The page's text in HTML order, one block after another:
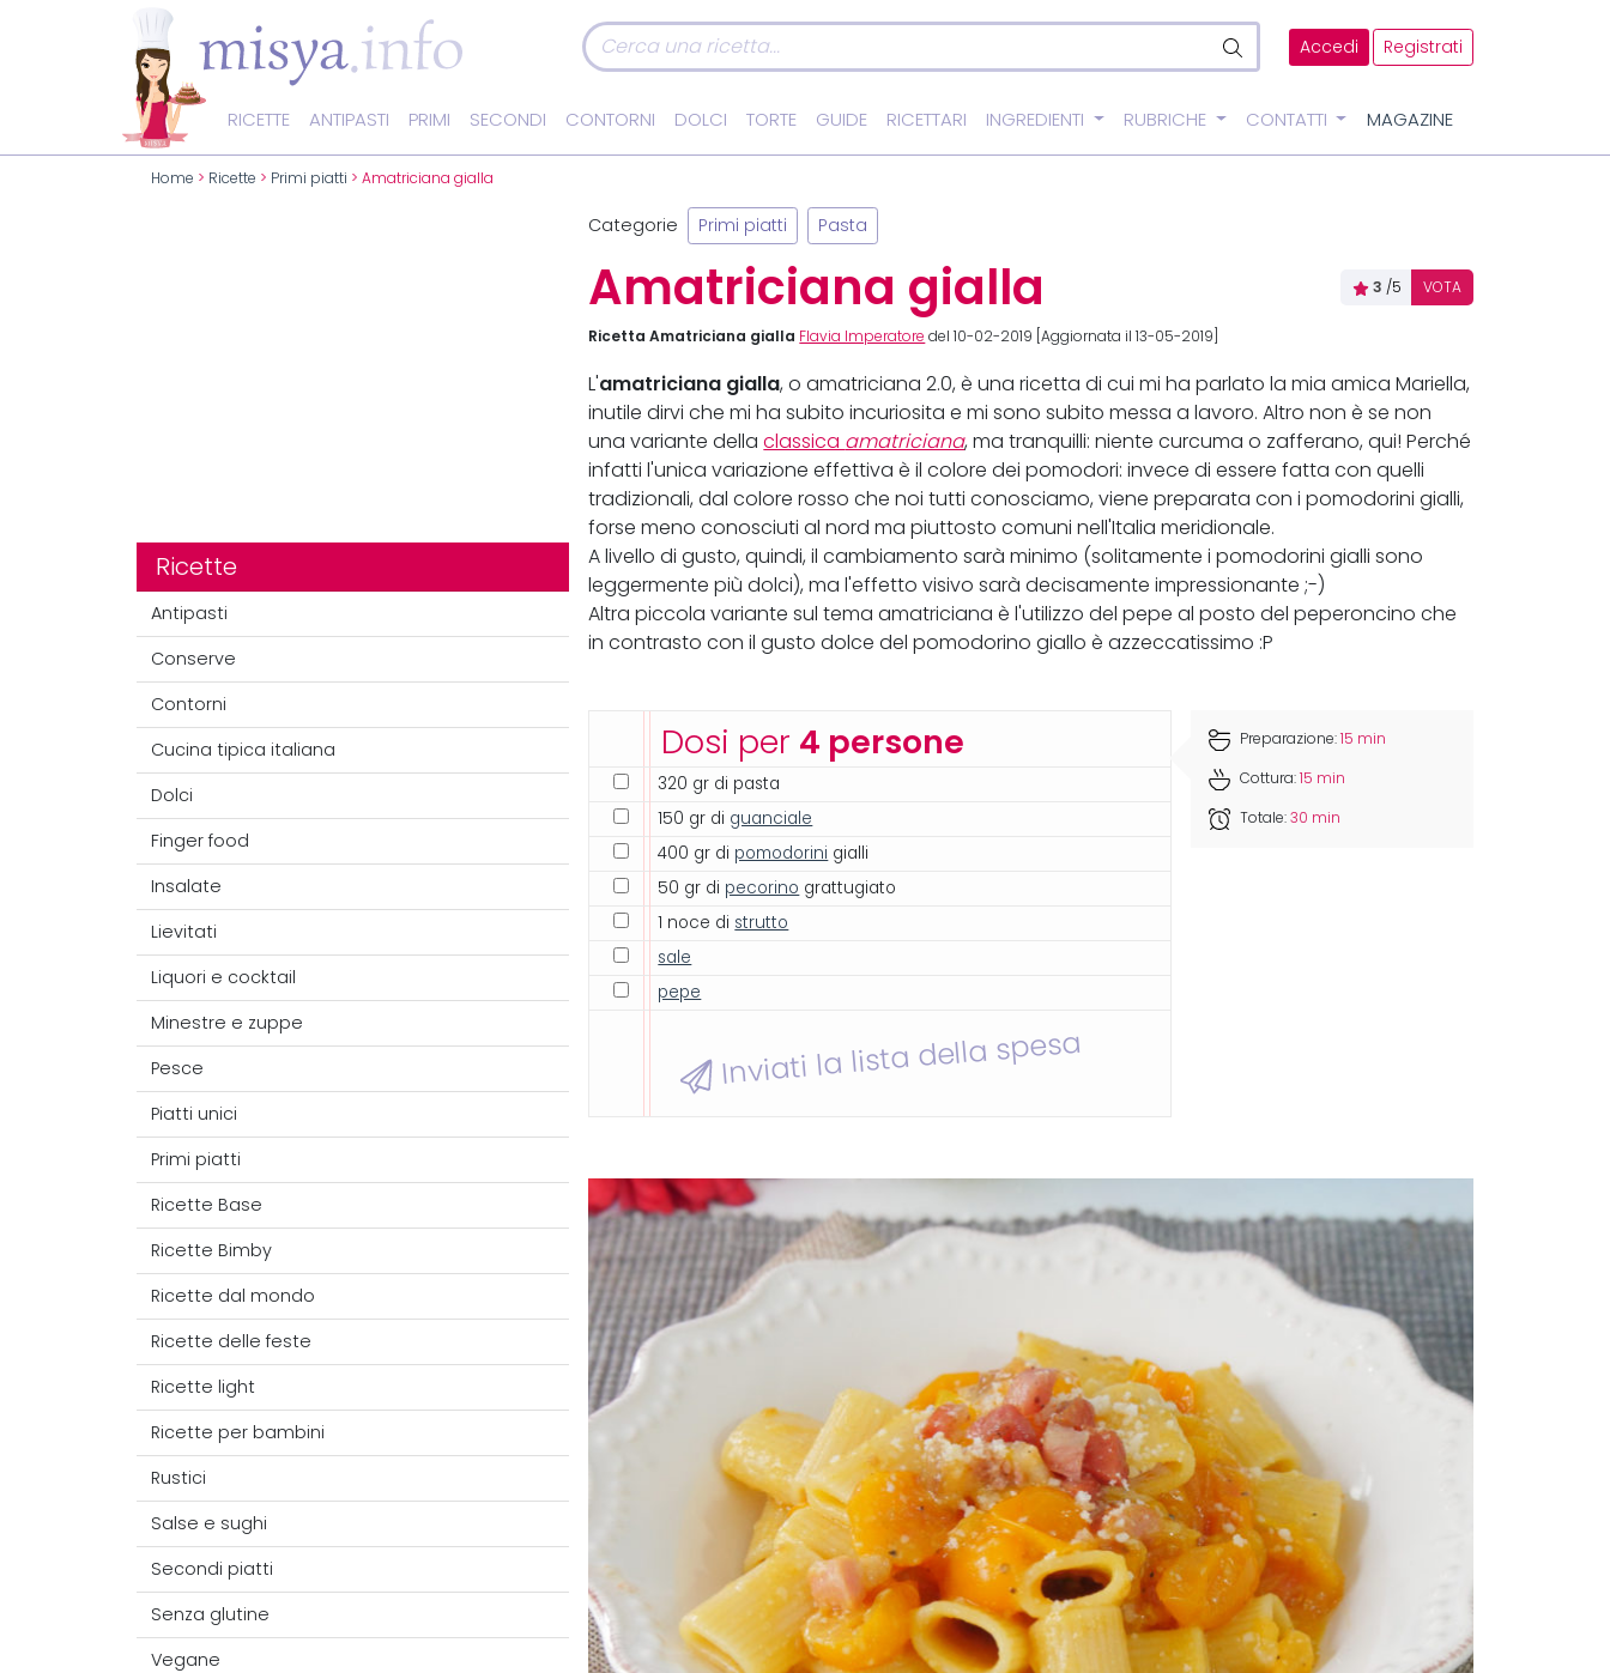
Accedi Registrati
RICETTE ANTIPASTI PRIMI SECONDI CONTORNI DOLCI TORTE GUIDE RICETTARI INGREDIENTI RUBRICHE CONTATTI MAGAZINE
Home > Ricette > Primi piatti > Amatriciana gialla
Ricette
Antipasti
Conserve
Contorni
Cucina tipica italiana
Dolci
Finger food
Insalate
Lievitati
Liquori e cocktail
Minestre e zuppe
Pesce
Piatti unici
Primi piatti
Ricette Base
Ricette Bimby
Ricette dal mondo
Ricette delle feste
Ricette light
Ricette per bambini
Rustici
Salse e sughi
Secondi piatti
Senza glutine
Vegane
Categorie Primi piatti Pasta
Amatriciana gialla 3 /5 VOTA
Ricetta Amatriciana gialla Flavia Imperatore del 10-02-2019 [Aggiornata il 13-05-2019]
L'amatriciana gialla, o amatriciana 2.0, è una ricetta di cui mi ha parlato la mia amica Mariella,
inutile dirvi che mi ha subito incuriosita e mi sono subito messa a lavoro. Altro non è se non
una variante dellaclassica amatriciana, ma tranquilli: niente curcuma o zafferano, qui! Perché
infatti l'unica variazione effettiva è il colore dei pomodori: invece di essere fatta con quelli
tradizionali, dal colore rosso che noi tutti conosciamo, viene preparata con i pomodorini gialli,
forse meno conosciuti al nord ma piuttosto comuni nell'Italia meridionale.
A livello di gusto, quindi, il cambiamento sarà minimo (solitamente i pomodorini gialli sono
leggermente più dolci), ma l'effetto visivo sarà decisamente impressionante ;-)
Altra piccola variante sul tema amatriciana è l'utilizzo del pepe al posto del peperoncino che
in contrasto con il gusto dolce del pomodorino giallo è azzeccatissimo :P
Dosi per 4 persone
320 gr di pasta
150 gr di guanciale
400 gr di pomodorini gialli
50 gr di pecorino grattugiato
1 noce di strutto
sale
pepe
Inviati la lista della spesa
Preparazione:15 min
Cottura:15 min
Totale:30 min